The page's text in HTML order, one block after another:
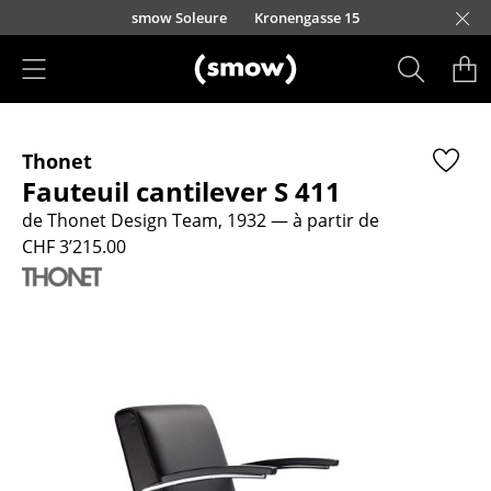
Accéder directement au contenu
smow Soleure Kronengasse 15
Sièges
Chaises de cuisine & salle à manger
Canapés
Chaises cantilever
Chaises et Tabourets de bar
Thonet
Fauteuil cantilever S 411
de Thonet Design Team, 1932— à partir de
CHF 3’215.00